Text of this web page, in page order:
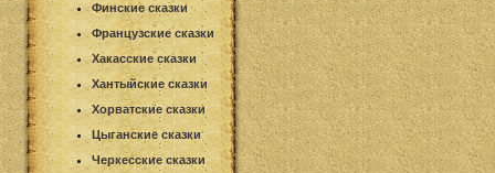
Финские сказки
Французские сказки
Хакасские сказки
Хантыйские сказки
Хорватские сказки
Цыганские сказки
Черкесские сказки